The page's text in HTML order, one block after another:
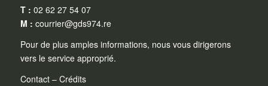
T : 02 62 27 54 07
M : courrier@gds974.re
Pour de plus amples informations, nous vous dirigerons
vers le service approprié.
Contact– Crédits